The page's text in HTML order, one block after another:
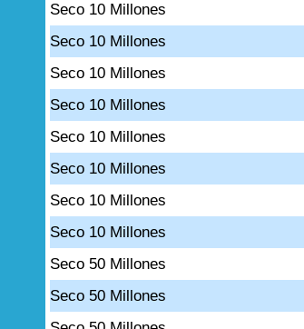
Seco 10 Millones
Seco 10 Millones
Seco 10 Millones
Seco 10 Millones
Seco 10 Millones
Seco 10 Millones
Seco 10 Millones
Seco 10 Millones
Seco 50 Millones
Seco 50 Millones